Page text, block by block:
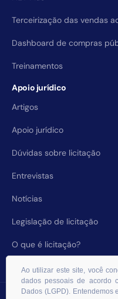
Terceirização das vendas
Dashboard de compras
Treinamentos
Apoio jurídico
Artigos
Apoio jurídico
Dúvidas sobre licitação
Entrevistas
Notícias
Legislação de licitação
O que é licitação?
© 2026 RHS Licitações.
Ao utilizar este site, você
dados pessoais de acordo
Dados (LGPD). Entendemos